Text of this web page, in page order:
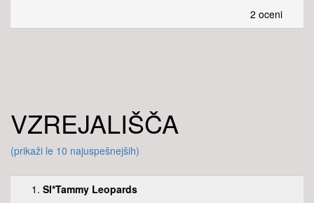
2 oceni
VZREJALIŠČA
(prikaži le 10 najuspešnejših)
1.SI*Tammy Leopards